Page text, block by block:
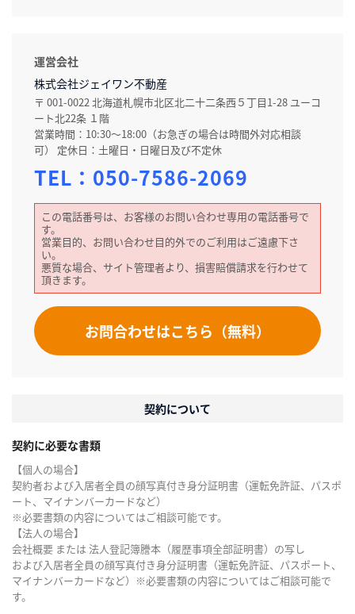
運営会社
株式会社ジェイワン不動産
〒 001-0022 北海道札幌市北区北二十二条西５丁目1-28 ユーコ
ート北22条 １階
営業時間：10:30～18:00（お急ぎの場合は時間外対応相談
可） 定休日：土曜日・日曜日及び不定休
TEL： 050-7586-2069
この電話番号は、お客様のお問い合わせ専用の電話番号で
す。
営業目的、お問い合わせ目的外でのご利用はご遠慮下さ
い。
悪質な場合、サイト管理者より、損害賠償請求を行わせて
頂きます。
お問合わせはこちら（無料）
契約について
契約に必要な書類
【個人の場合】
契約者および入居者全員の顔写真付き身分証明書（運転免許証、パスポ
ート、マイナンバーカードなど）
※必要書類の内容についてはご相談可能です。
【法人の場合】
会社概要 または 法人登記簿謄本（履歴事項全部証明書）の写し
および入居者全員の顔写真付き身分証明書（運転免許証、パスポート、
マイナンバーカードなど）※必要書類の内容についてはご相談可能で
す。